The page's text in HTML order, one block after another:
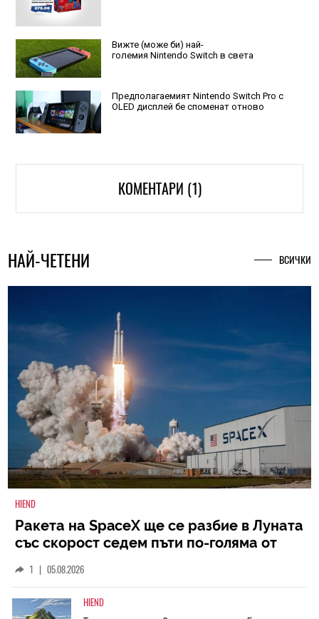
Вижте (може би) най-
големия Nintendo Switch в света
Предполагаемият Nintendo Switch Pro с
OLED дисплей бе споменат отново
КОМЕНТАРИ (1)
НАЙ-ЧЕТЕНИ ВСИЧКИ
HIEND
Ракета на SpaceX ще се разбие в Луната
със скорост седем пъти по-голяма от
1 | 05.08.2026
HIEND